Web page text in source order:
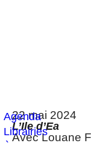
Agenda
Librairies
22 mai 2024
L’Ile d’Ea
Avec Louane